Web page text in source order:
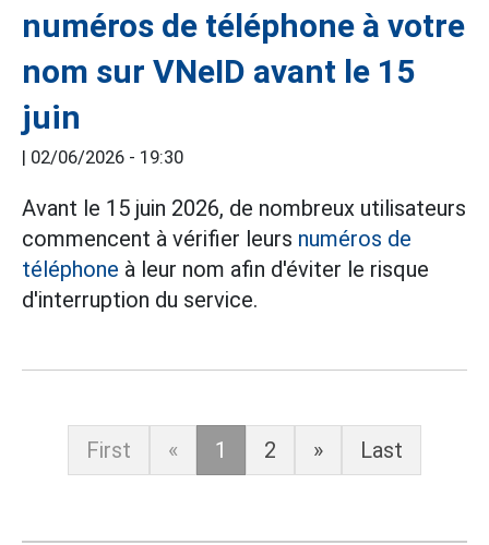
numéros de téléphone à votre
nom sur VNeID avant le 15
juin
| 02/06/2026 - 19:30
Avant le 15 juin 2026, de nombreux utilisateurs
commencent à vérifier leurs numéros de
téléphone à leur nom afin d'éviter le risque
d'interruption du service.
First « 1 2 » Last